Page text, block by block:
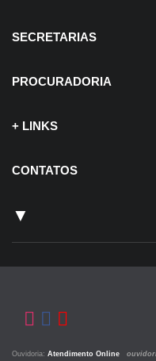
SECRETARIAS
PROCURADORIA
+ LINKS
CONTATOS
▼
Ouvidoria: Atendimento Online